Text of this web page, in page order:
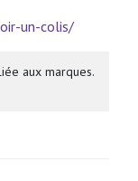
un-colis/
aux marques.